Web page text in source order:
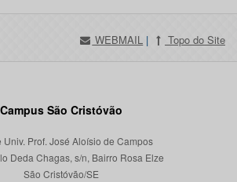
WEBMAIL | Topo do Site
Campus São Cristóvão
Univ. Prof. José Aloísio de Campos
Deda Chagas, s/n, Bairro Rosa Elze
São Cristóvão/SE